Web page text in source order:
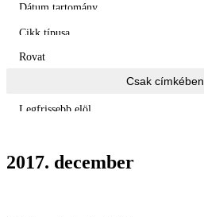
Dátum tartomány
Cikk típusa
Rovat
Csak címkében
Legfrissebb elöl
2017. december